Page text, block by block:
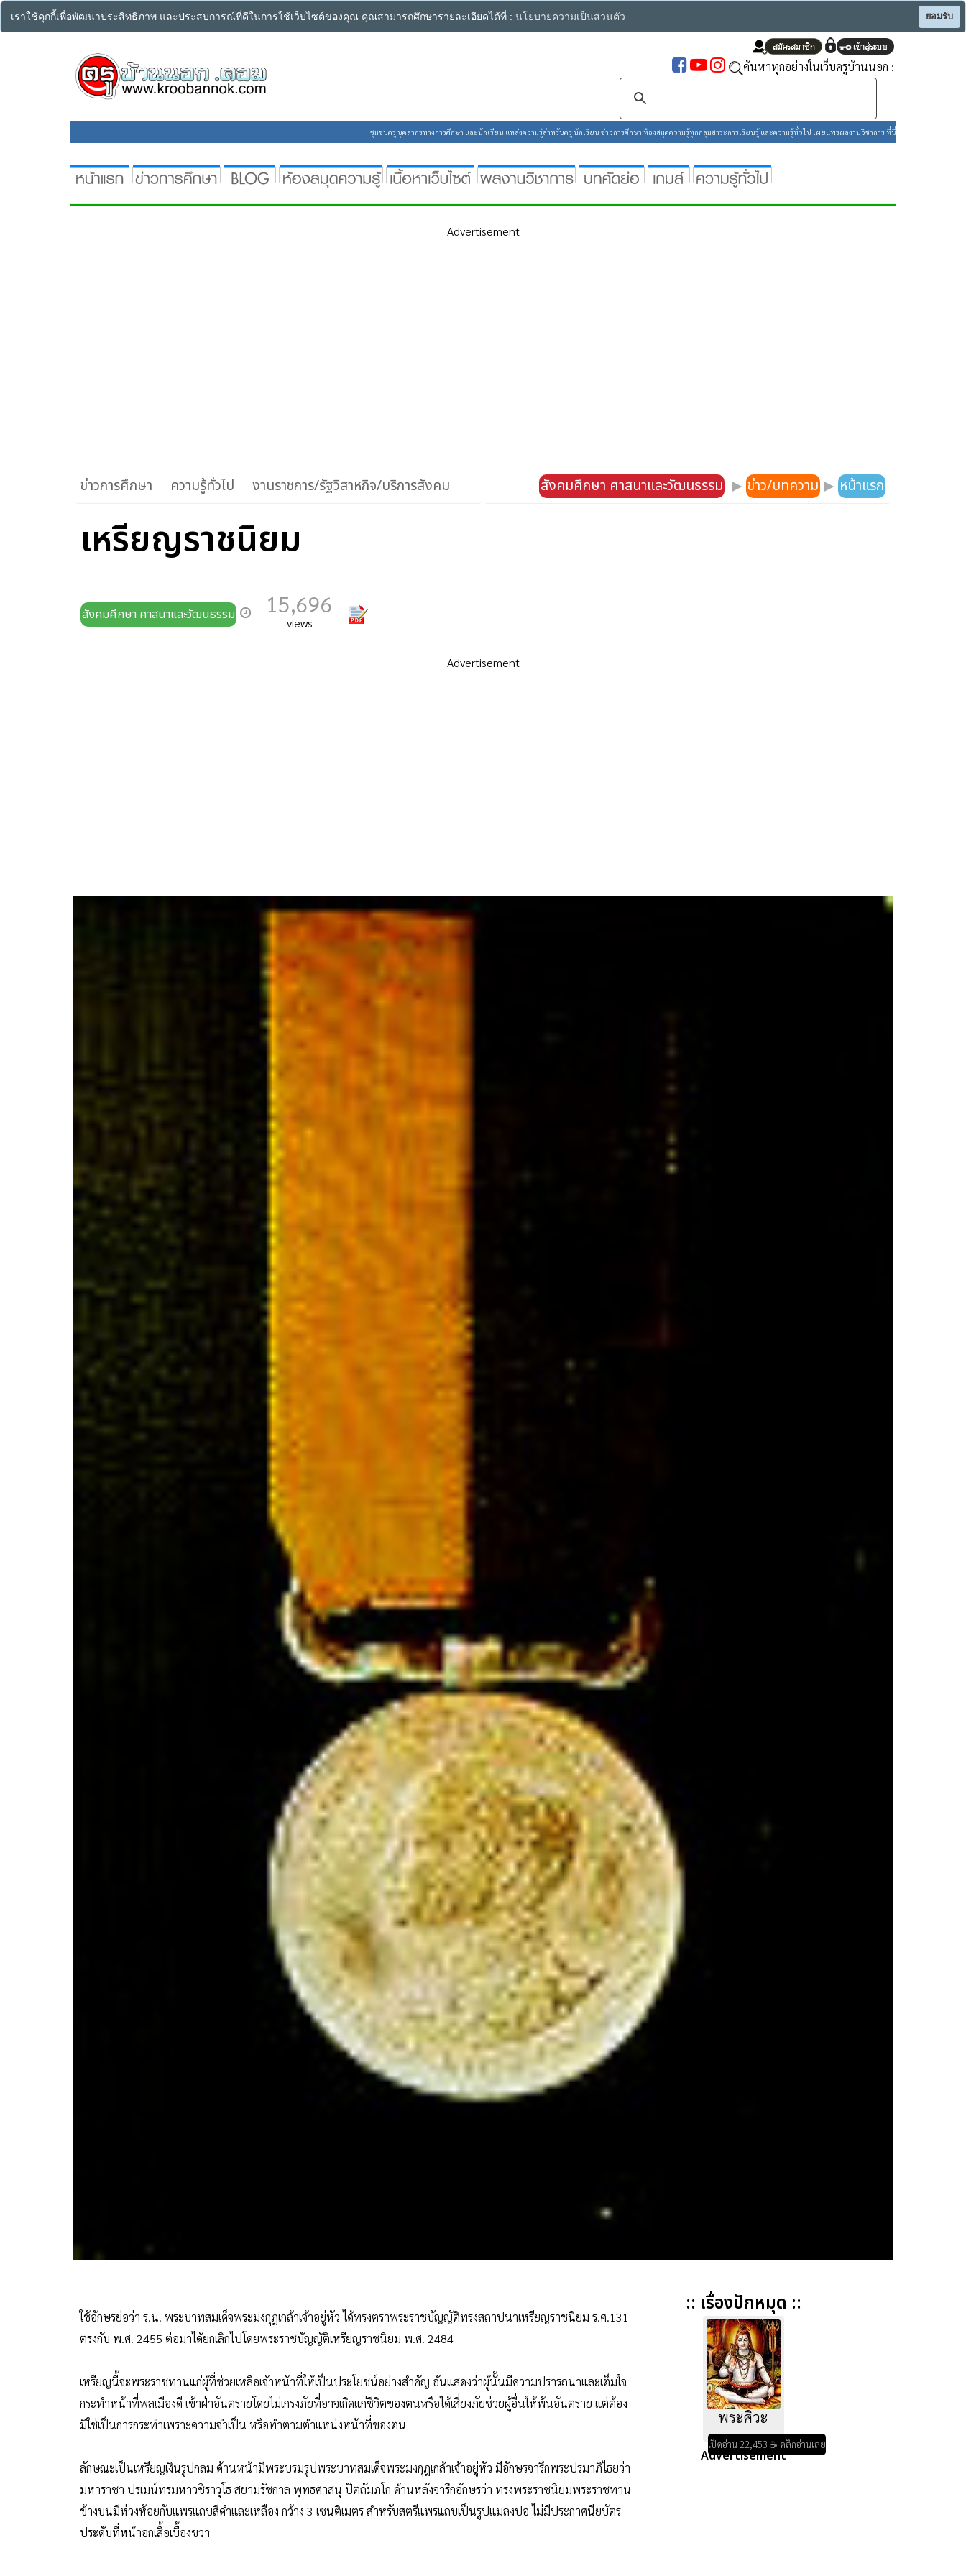
เราใช้คุกกี้เพื่อพัฒนาประสิทธิภาพ และประสบการณ์ที่ดีในการใช้เว็บไซต์ของคุณ คุณสามารถศึกษารายละเอียดได้ที่ : นโยบายความเป็นส่วนตัว ยอมรับ
ค้นหาทุกอย่างในเว็บครูบ้านนอก :
ชุมชนครู บุคลากรทางการศึกษา และนักเรียน แหล่งความรู้สำหรับครู นักเรียน ข่าวการศึกษา ห้องสมุดความรู้ทุกกลุ่มสาระการเรียนรู้ และความรู้ทั่วไป เผยแพร่ผลงานวิชาการ ที่นี่
Advertisement
ข่าวการศึกษา ความรู้ทั่วไป งานราชการ/รัฐวิสาหกิจ/บริการสังคม สังคมศึกษา ศาสนาและวัฒนธรรม ▶ ข่าว/บทความ ▶ หน้าแรก
เหรียญราชนิยม
สังคมศึกษา ศาสนาและวัฒนธรรม 15,696
views
Advertisement
ใช้อักษรย่อว่า ร.น. พระบาทสมเด็จพระมงกุฎเกล้าเจ้าอยู่หัว ได้ทรงตราพระราชบัญญัติทรงสถาปนาเหรียญราชนิยม ร.ศ.131
ตรงกับ พ.ศ. 2455 ต่อมาได้ยกเลิกไปโดยพระราชบัญญัติเหรียญราชนิยม พ.ศ. 2484
เหรียญนี้จะพระราชทานแก่ผู้ที่ช่วยเหลือเจ้าหน้าที่ให้เป็นประโยชน์อย่างสำคัญ อันแสดงว่าผู้นั้นมีความปรารถนาและเต็มใจ
กระทำหน้าที่พลเมืองดี เข้าฝ่าอันตรายโดยไม่เกรงภัยที่อาจเกิดแก่ชีวิตของตนหรือได้เสี่ยงภัยช่วยผู้อื่นให้พ้นอันตราย แต่ต้อง
มิใช่เป็นการกระทำเพราะความจำเป็น หรือทำตามตำแหน่งหน้าที่ของตน
ลักษณะเป็นเหรียญเงินรูปกลม ด้านหน้ามีพระบรมรูปพระบาทสมเด็จพระมงกุฎเกล้าเจ้าอยู่หัว มีอักษรจารึกพระปรมาภิไธยว่า
มหาราชา ปรเมน์ทรมหาวชิราวุโธ สยามรัชกาล พุทธศาสนุ ปัตถัมภโก ด้านหลังจารึกอักษรว่า ทรงพระราชนิยมพระราชทาน
ข้างบนมีห่วงห้อยกับแพรแถบสีดำและเหลือง กว้าง 3 เซนติเมตร สำหรับสตรีแพรแถบเป็นรูปแมลงปอ ไม่มีประกาศนียบัตร
ประดับที่หน้าอกเสื้อเบื้องขวา
:: เรื่องปักหมุด ::
พระศิวะ
เปิดอ่าน 22,453 ☕ คลิกอ่านเลย
Advertisement